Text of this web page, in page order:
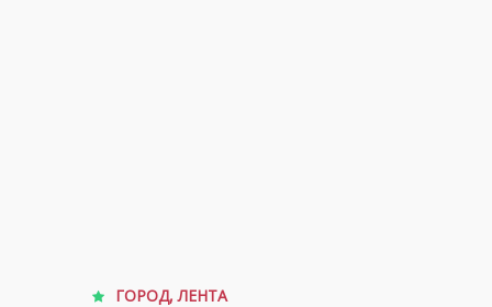
ГОРОД,ЛЕНТА